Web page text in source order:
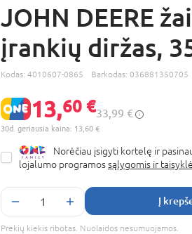
JOHN DEERE
įrankių diržas,
Kodas: 4010607-0865 Barkodas: 036881350705
13,60 €33,99 €
30d. geriausia kaina: 13,60 €
Norėčiau įsigyti kortelę ir
lojalumo programossąlygomis ir
Į
Prekių kiekis ribotas. Nuolaidos nesumuojamos.